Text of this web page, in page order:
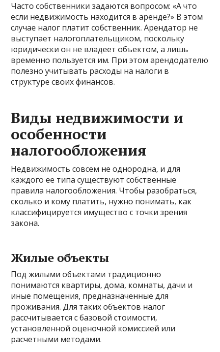
Часто собственники задаются вопросом: «А что
если недвижимость находится в аренде?» В этом
случае налог платит собственник. Арендатор не
выступает налогоплательщиком, поскольку
юридически он не владеет объектом, а лишь
временно пользуется им. При этом арендодателю
полезно учитывать расходы на налоги в
структуре своих финансов.
Виды недвижимости и
особенности
налогообложения
Недвижимость совсем не однородна, и для
каждого ее типа существуют собственные
правила налогообложения. Чтобы разобраться,
сколько и кому платить, нужно понимать, как
классифицируется имущество с точки зрения
закона.
Жилые объекты
Под жилыми объектами традиционно
понимаются квартиры, дома, комнаты, дачи и
иные помещения, предназначенные для
проживания. Для таких объектов налог
рассчитывается с базовой стоимости,
установленной оценочной комиссией или
расчетными методами.